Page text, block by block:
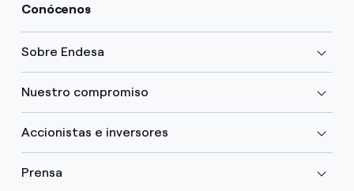
Conócenos
Sobre Endesa
Nuestro compromiso
Accionistas e inversores
Prensa